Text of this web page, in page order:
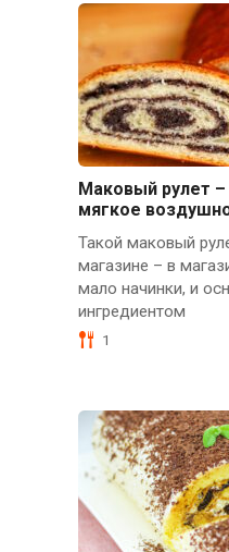
Маковый рулет
мягкое
Такой маковый
магазине – в
мало начинки, и
ингредиентом
1